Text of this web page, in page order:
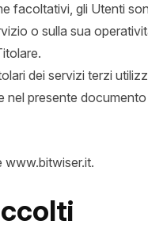
facoltativi, gli Utenti
o sulla sua
dei servizi terzi
nel presente documento
www.bitwiser.it.